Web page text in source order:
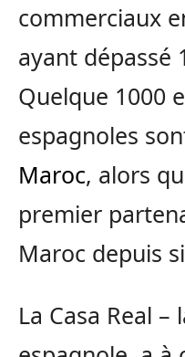
commerciaux
ayant dépassé
Quelque 1000
espagnoles
Maroc, alors
premier
Maroc depuis
La Casa Real